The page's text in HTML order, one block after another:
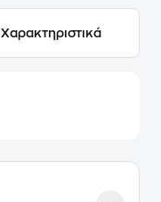
Χαρακτηριστικά